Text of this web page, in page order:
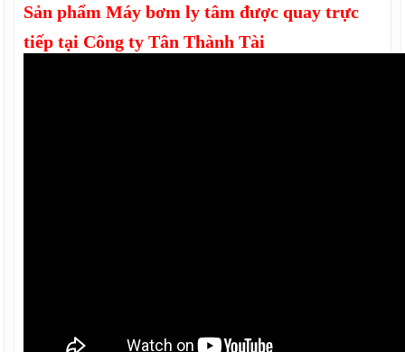
Sản phẩmMáy bơm ly tâm được quay trực
tiếp tại Công ty Tân Thành Tài